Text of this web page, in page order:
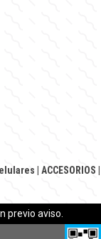
ACCESORIOS
previo aviso.